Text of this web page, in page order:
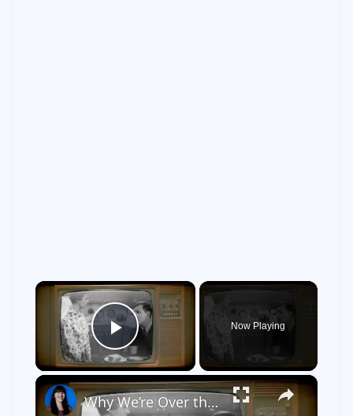
×
Play Video
Now Playing
×
Why We’re Over the ‘That Girl’ Aesthetic: The Toxic Reality of Perfection